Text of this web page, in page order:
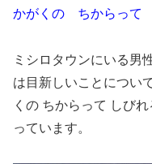
かがくの ちからって
ミシロタウンにいる男
は目新しいことについ
くの ちからって しび
っています。